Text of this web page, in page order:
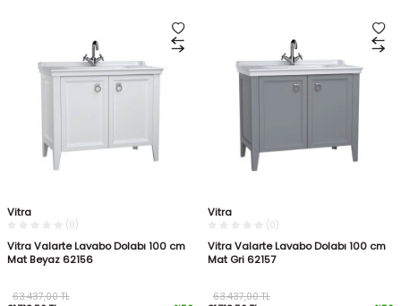
Vitra
(0)
Vitra Valarte Lavabo Dolabı 100 cm
Mat Beyaz 62156
63.437,00TL
Vitra
(0)
Vitra Valarte Lavabo Dolabı 100 cm
Mat Gri 62157
63.437,00TL